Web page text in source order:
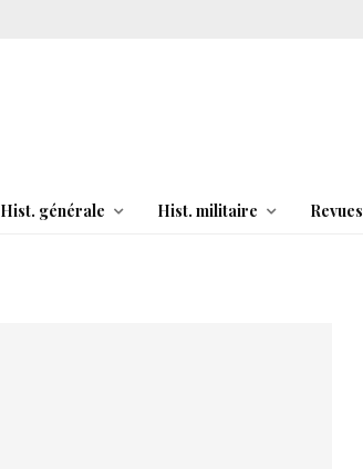
Hist. générale Hist. militaire Revues